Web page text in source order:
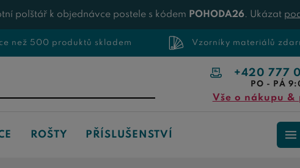
polštář k objednávce postele s kódem POHODA26. Ukázat
než 500 produktů skladem Vzorníky materiálů
+420 777
PO - PÁ
Vše o nákupu &
ROŠTY PŘÍSLUŠENSTVÍ